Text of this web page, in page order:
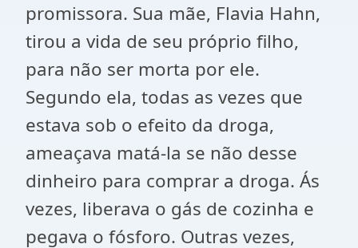
promissora. Sua mãe, Flavia Hahn,
tirou a vida de seu próprio filho,
para não ser morta por ele.
Segundo ela, todas as vezes que
estava sob o efeito da droga,
ameaçava matá-la se não desse
dinheiro para comprar a droga. Ás
vezes, liberava o gás de cozinha e
pegava o fósforo. Outras vezes,